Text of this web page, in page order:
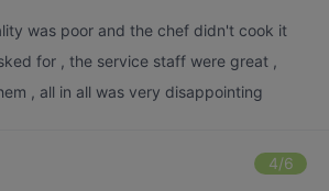
was poor and the chef didn't cook it
for , the service staff were great ,
, all in all was very disappointing
4/6